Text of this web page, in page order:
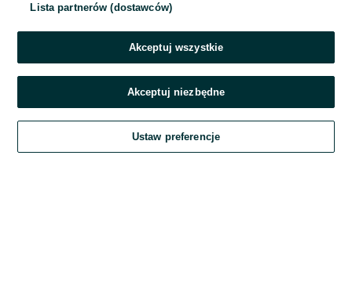
Zaloguj się
Kontynuując za pośrednictwem jednego z dostawców wskazanych powyżej,
OLX.pl w jego aktualnym brzmieniu.
Lista partnerów (dostawców)
Akceptuj wszystkie
Akceptuj niezbędne
Ustaw preferencje